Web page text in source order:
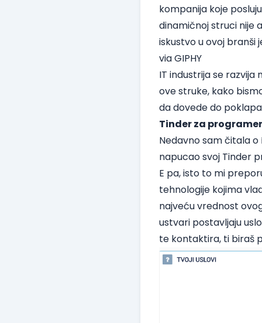
kompanija koje
dinamičnoj struci nije
iskustvo u ovoj branši
via GIPHY
IT industrija se
ove struke, kako
da dovede do
Tinder za
Nedavno sam čitala o
napucao svoj Tinder
E pa, isto to mi
tehnologije kojima
najveću vrednost
ustvari postavljaju
te kontaktira, ti biraš